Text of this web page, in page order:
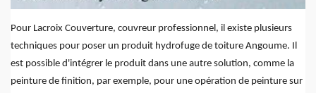
Pour Lacroix Couverture, couvreur professionnel, il existe plusieurs
techniques pour poser un produit hydrofuge de toiture Angoume. Il
est possible d'intégrer le produit dans une autre solution, comme la
peinture de finition, par exemple, pour une opération de peinture sur